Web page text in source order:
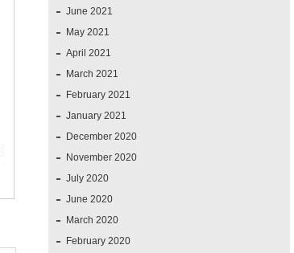
June 2021
May 2021
April 2021
March 2021
February 2021
January 2021
December 2020
November 2020
July 2020
June 2020
March 2020
February 2020